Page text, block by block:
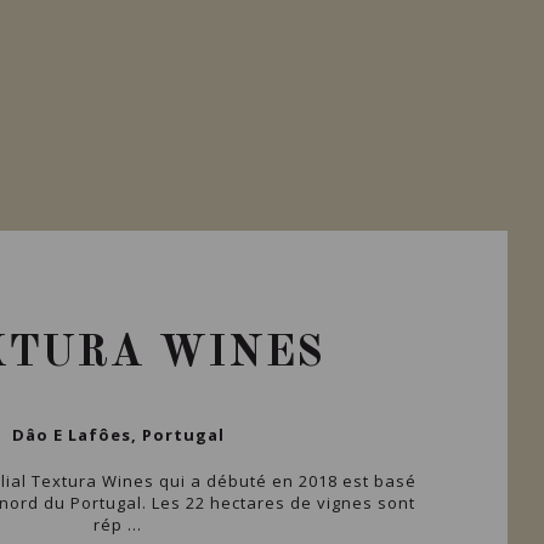
WINES
Dâo E Lafôes, Portugal
Textura Wines qui a débuté en 2018 est basé
du Portugal. Les 22 hectares de vignes sont
rép ...